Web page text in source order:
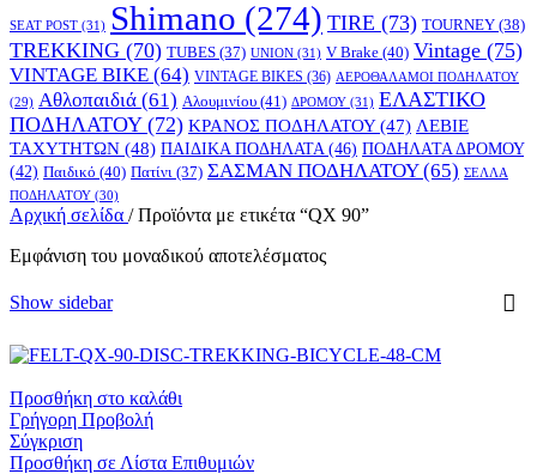
SEAT POST (31) Shimano (274) TIRE (73) TOURNEY (38)
TREKKING (70) TUBES (37) UNION (31) V Brake (40) Vintage (75)
VINTAGE BIKE (64) VINTAGE BIKES (36) ΑΕΡΟΘΑΛΑΜΟΙ ΠΟΔΗΛΑΤΟΥ
(29) Αθλοπαιδιά (61) Αλουμινίου (41) ΔΡΟΜΟΥ (31) ΕΛΑΣΤΙΚΟ
ΠΟΔΗΛΑΤΟΥ(72) ΚΡΑΝΟΣ ΠΟΔΗΛΑΤΟΥ(47) ΛΕΒΙΕ
ΤΑΧΥΤΗΤΩΝ (48) ΠΑΙΔΙΚΑ ΠΟΔΗΛΑΤΑ (46) ΠΟΔΗΛΑΤΑ ΔΡΟΜΟΥ
(42) Παιδικό (40) Πατίνι (37) ΣΑΣΜΑΝ ΠΟΔΗΛΑΤΟΥ(65) ΣΕΛΛΑ
ΠΟΔΗΛΑΤΟΥ (30)
Αρχική σελίδα / Προϊόντα με ετικέτα “QX 90”
Εμφάνιση του μοναδικού αποτελέσματος
Show sidebar
Προσθήκη στο καλάθι
Γρήγορη Προβολή
Σύγκριση
Προσθήκη σε Λίστα Επιθυμιών